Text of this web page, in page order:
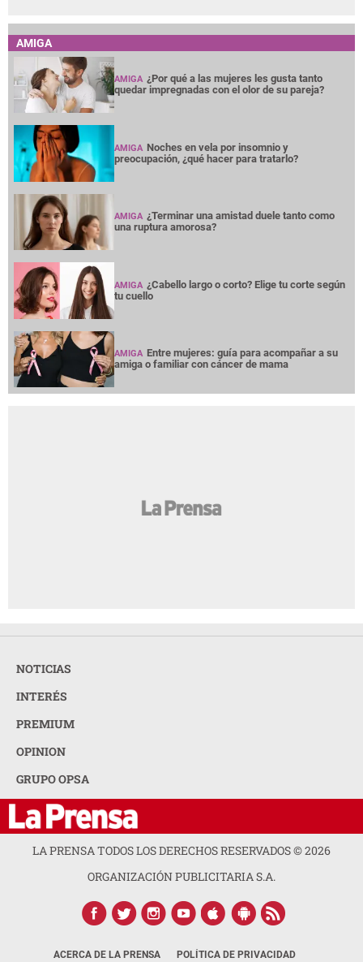
AMIGA
AMIGA ¿Por qué a las mujeres les gusta tanto
quedar impregnadas con el olor de su pareja?
AMIGA Noches en vela por insomnio y
preocupación, ¿qué hacer para tratarlo?
AMIGA ¿Terminar una amistad duele tanto como
una ruptura amorosa?
AMIGA ¿Cabello largo o corto? Elige tu corte según
tu cuello
AMIGA Entre mujeres: guía para acompañar a su
amiga o familiar con cáncer de mama
NOTICIAS
INTERÉS
PREMIUM
OPINION
GRUPO OPSA
LA PRENSA TODOS LOS DERECHOS RESERVADOS ©2026
ORGANIZACIÓN PUBLICITARIA S.A.
ACERCA DE LA PRENSA POLÍTICA DE PRIVACIDAD